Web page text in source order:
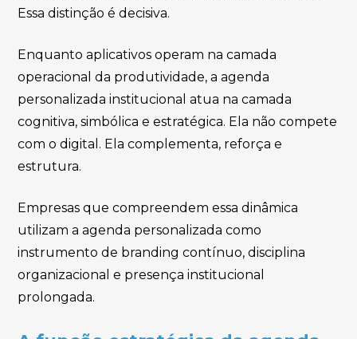
Essa distinção é decisiva.
Enquanto aplicativos operam na camada
operacional da produtividade, a agenda
personalizada institucional atua na camada
cognitiva, simbólica e estratégica. Ela não compete
com o digital. Ela complementa, reforça e
estrutura.
Empresas que compreendem essa dinâmica
utilizam a agenda personalizada como
instrumento de branding contínuo, disciplina
organizacional e presença institucional
prolongada.